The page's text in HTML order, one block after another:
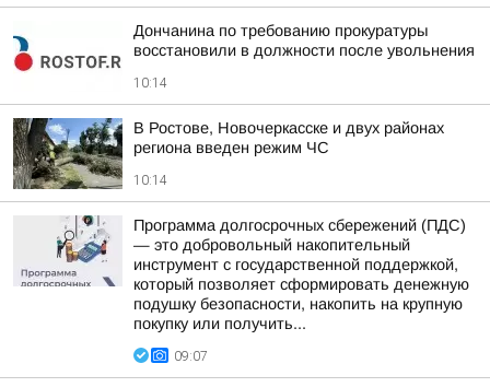
Дончанина по требованию прокуратуры
восстановили в должности после увольнения
10:14
В Ростове, Новочеркасске и двух районах
региона введен режим ЧС
10:14
Программа долгосрочных сбережений (ПДС)
— это добровольный накопительный
инструмент с государственной поддержкой,
который позволяет сформировать денежную
подушку безопасности, накопить на крупную
покупку или получить...
09:07